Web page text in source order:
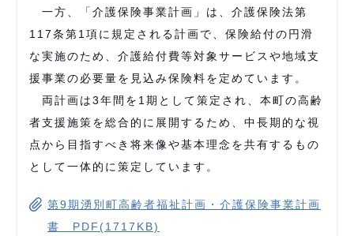
一方、「介護保険事業計画」は、介護保険法第
117条第1項に規定される計画で、保険給付の円滑
な実施のため、介護給付費等対象サービスや地域支
援事業の必要量を見込み保険料を定めています。
両計画は3年間を1期として策定され、本町の高齢
者支援施策を総合的に展開するため、中長期的な視
点から目指すべき将来像や基本理念を共有するもの
として一体的に策定しています。
第9期湧別町高齢者福祉計画・介護保険事業計画
書 PDF(1717KB)